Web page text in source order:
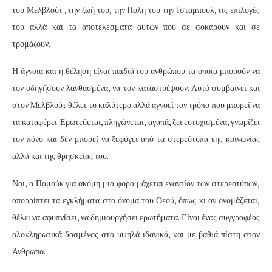
του Μελβλούτ , την ζωή του, την Πόλη του την Ισταμπούλ, τις επιλογές
του αλλά και τα αποτελεσματα αυτών που σε σοκάρουν και σε
τρομάζουν.
Η άγνοια και η θέληση είναι παιδιά του ανθρώπου τα οποία μπορούν να
τον οδηγήσουν λανθασμένα, να τον καταστρέψουν. Αυτό συμβαίνει και
στον Μελβλούτ θέλει το καλύτερο αλλά αγνοεί τον τρόπο που μπορεί να
τα καταφέρει. Ερωτεύεται, πληγώνεται, αγαπά, ζει ευτυχισμένα, γνωρίζει
τον πόνο και δεν μπορεί να ξεφύγει από τα στερεότυπα της κοινωνίας
αλλά και της θρησκείας του.
Ναι, ο Παμούκ για ακόμη μια φορα μάχεται εναντίον των στερεοτύπων,
απορρίπτει τα εγκλήματα στο όνομα του Θεού, όπως κι αν ονομάζεται,
θέλει να αφυπνίσει, να δημιουργήσει ερωτήματα. Είναι ένας συγγραφέας
ολοκληρωτικά δοσμένος στα υψηλά ιδανικά, και με βαθιά πίστη στον
Άνθρωπο.